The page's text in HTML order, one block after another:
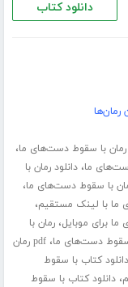
دانلود کتاب
رمان‌ها
با سقوط دست‌های ما،
ما،دانلود رمان با
با سقوط دست‌های ما،
ما با لینک مستقیم،
برای موبایل،رمان با
سقوط دست‌های ما،
pdf رمان
دانلود کتاب با سقوط
،دانلود کتاب با سقوط